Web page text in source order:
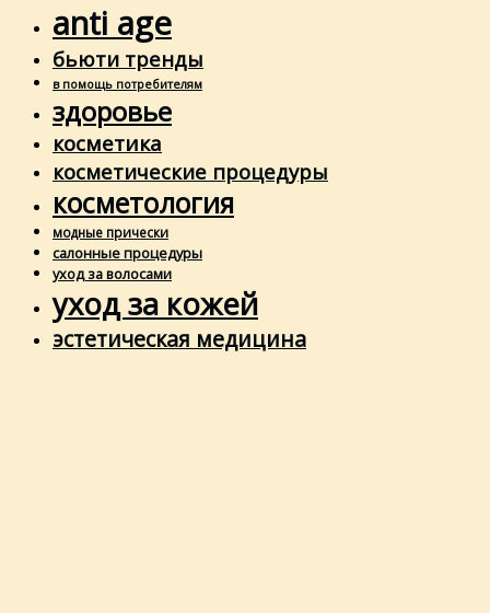
anti age
бьюти тренды
в помощь потребителям
здоровье
косметика
косметические процедуры
косметология
модные прически
салонные процедуры
уход за волосами
уход за кожей
эстетическая медицина